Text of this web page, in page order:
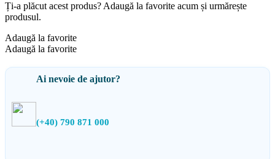
Ți-a plăcut acest produs? Adaugă la favorite acum și urmărește
produsul.
Adaugă la favorite
Adaugă la favorite
Ai nevoie de ajutor?
(+40) 790 871 000